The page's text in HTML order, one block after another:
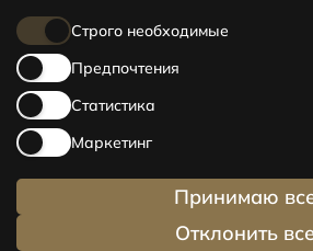
Строго необходимые
Предпочтения
Статистика
Маркетинг
Отклонить все
Принимаю